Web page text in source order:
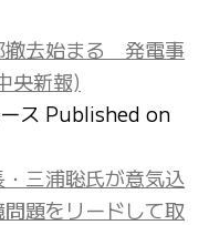
撤去始まる 発電事
央新報)
ス Published on
・三浦聡氏が意気込
題をリードして取